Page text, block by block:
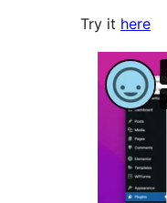
Try it here